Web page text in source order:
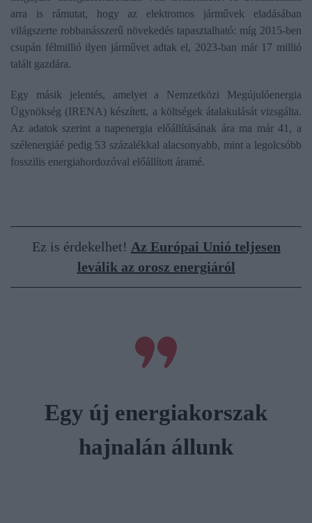
arra is rámutat, hogy az elektromos járművek eladásában
világszerte robbanásszerű növekedés tapasztalható: míg 2015-ben
csupán félmillió ilyen járművet adtak el, 2023-ban már 17 millió
talált gazdára.
Egy másik jelentés, amelyet a Nemzetközi Megújulóenergia
Ügynökség (IRENA) készített, a költségek átalakulását vizsgálta.
Az adatok szerint a napenergia előállításának ára ma már 41, a
szélenergiáé pedig 53 százalékkal alacsonyabb, mint a legolcsóbb
fosszilis energiahordozóval előállított áramé.
Ez is érdekelhet! Az Európai Unió teljesen
leválik az orosz energiáról
Egy új energiakorszak
hajnalán állunk